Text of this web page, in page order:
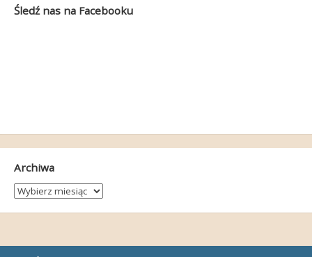
Śledź nas na Facebooku
Archiwa
Archiwa